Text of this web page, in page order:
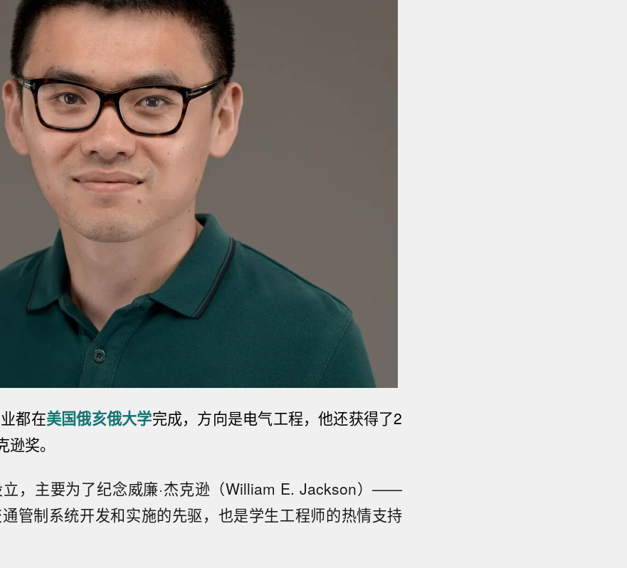
都在美国俄亥俄大学完成，方向是电气工程，他还获得了2
奖。
立，主要为了纪念威廉·杰克逊（William E. Jackson）——
管制系统开发和实施的先驱，也是学生工程师的热情支持